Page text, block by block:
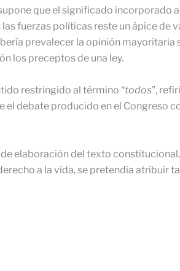
que el significado incorporado
fuerzas polí­ticas reste un ápice de
prevalecer la opinión
los preceptos de una ley.
restringido al término “todos”,
debate producido en el Congreso
elaboración del texto constitucional,
a la vida, se pre­tendía atribuir